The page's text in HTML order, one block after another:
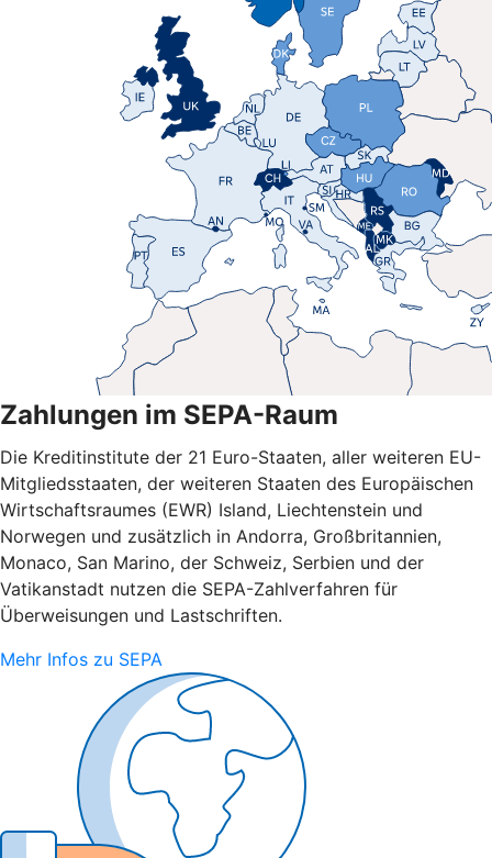
Zahlungen im SEPA-Raum
Die Kreditinstitute der 21 Euro-Staaten, aller weiteren EU-
Mitgliedsstaaten, der weiteren Staaten des Europäischen
Wirtschaftsraumes (EWR) Island, Liechtenstein und
Norwegen und zusätzlich in Andorra, Großbritannien,
Monaco, San Marino, der Schweiz, Serbien und der
Vatikanstadt nutzen die SEPA-Zahlverfahren für
Überweisungen und Lastschriften.
Mehr Infos zu SEPA